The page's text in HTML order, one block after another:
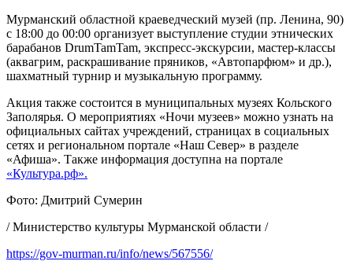
Мурманский областной краеведческий музей (пр. Ленина, 90)
с 18:00 до 00:00 организует выступление студии этнических
барабанов DrumTamTam, экспресс-экскурсии, мастер-классы
(аквагрим, раскрашивание пряников, «Автопарфюм» и др.),
шахматный турнир и музыкальную программу.
Акция также состоится в муниципальных музеях Кольского
Заполярья. О мероприятиях «Ночи музеев» можно узнать на
официальных сайтах учреждений, страницах в социальных
сетях и региональном портале «Наш Север» в разделе
«Афиша». Также информация доступна на портале
«Культура.рф».
Фото: Дмитрий Сумерин
/ Министерство культуры Мурманской области /
https://gov-murman.ru/info/news/567556/